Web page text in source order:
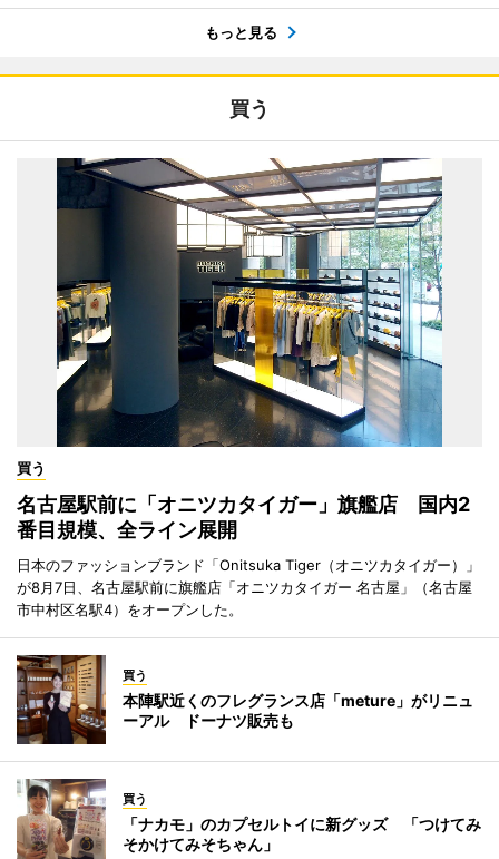
もっと見る
買う
買う
名古屋駅前に「オニツカタイガー」旗艦店 国内2
番目規模、全ライン展開
日本のファッションブランド「Onitsuka Tiger（オニツカタイガー）」
が8月7日、名古屋駅前に旗艦店「オニツカタイガー 名古屋」（名古屋
市中村区名駅4）をオープンした。
買う
本陣駅近くのフレグランス店「meture」がリニュ
ーアル ドーナツ販売も
買う
「ナカモ」のカプセルトイに新グッズ 「つけてみ
そかけてみそちゃん」